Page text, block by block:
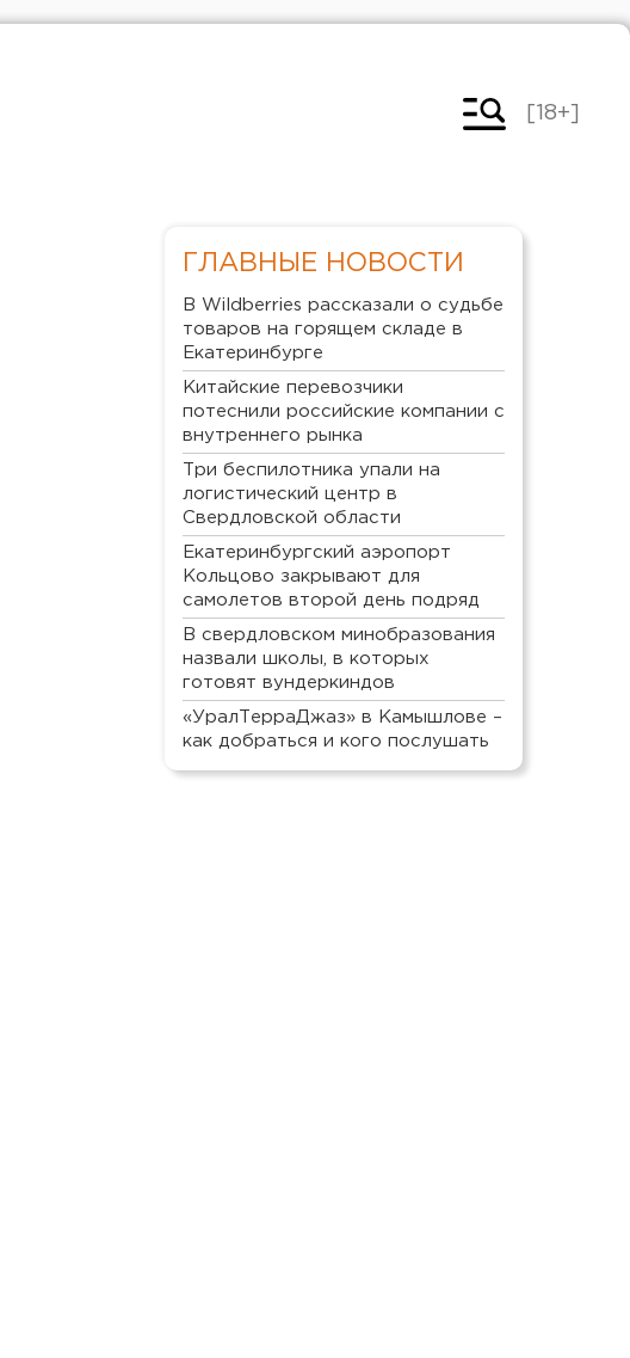
[18+]
ГЛАВНЫЕ НОВОСТИ
В Wildberries рассказали о судьбе
товаров на горящем складе в
Екатеринбурге
Китайские перевозчики
потеснили российские компании с
внутреннего рынка
Три беспилотника упали на
логистический центр в
Свердловской области
Екатеринбургский аэропорт
Кольцово закрывают для
самолетов второй день подряд
В свердловском минобразования
назвали школы, в которых
готовят вундеркиндов
«УралТерраДжаз» в Камышлове –
как добраться и кого послушать